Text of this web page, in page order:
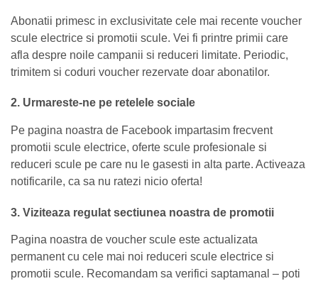
Abonatii primesc in exclusivitate cele mai recente voucher
scule electrice si promotii scule. Vei fi printre primii care
afla despre noile campanii si reduceri limitate. Periodic,
trimitem si coduri voucher rezervate doar abonatilor.
2. Urmareste-ne pe retelele sociale
Pe pagina noastra de Facebook impartasim frecvent
promotii scule electrice, oferte scule profesionale si
reduceri scule pe care nu le gasesti in alta parte. Activeaza
notificarile, ca sa nu ratezi nicio oferta!
3. Viziteaza regulat sectiunea noastra de promotii
Pagina noastra de voucher scule este actualizata
permanent cu cele mai noi reduceri scule electrice si
promotii scule. Recomandam sa verifici saptamanal – poti